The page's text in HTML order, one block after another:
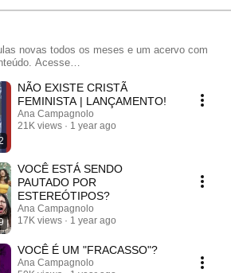
novas todos os meses e um acervo com
Acesse
NÃO EXISTE CRISTÃ
FEMINISTA | LANÇAMENTO!
Ana Campagnolo
21K views
1 year ago
VOCÊ ESTÁ SENDO
PAUTADO POR
ESTEREÓTIPOS?
Ana Campagnolo
17K views
1 year ago
VOCÊ É UM "FRACASSO"?
Ana Campagnolo